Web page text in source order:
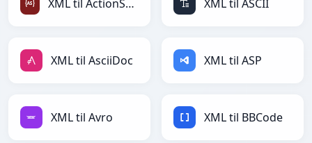
XML til ActionScript XML til ASCII
XML til AsciiDoc XML til ASP
XML til Avro XML til BBCode